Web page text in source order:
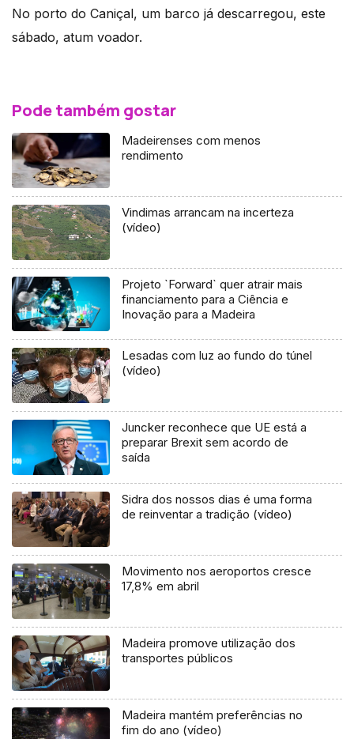
No porto do Caniçal, um barco já descarregou, este
sábado, atum voador.
Pode também gostar
Madeirenses com menos
rendimento
Vindimas arrancam na incerteza
(vídeo)
Projeto `Forward` quer atrair mais
financiamento para a Ciência e
Inovação para a Madeira
Lesadas com luz ao fundo do túnel
(vídeo)
Juncker reconhece que UE está a
preparar Brexit sem acordo de
saída
Sidra dos nossos dias é uma forma
de reinventar a tradição (vídeo)
Movimento nos aeroportos cresce
17,8% em abril
Madeira promove utilização dos
transportes públicos
Madeira mantém preferências no
fim do ano (vídeo)